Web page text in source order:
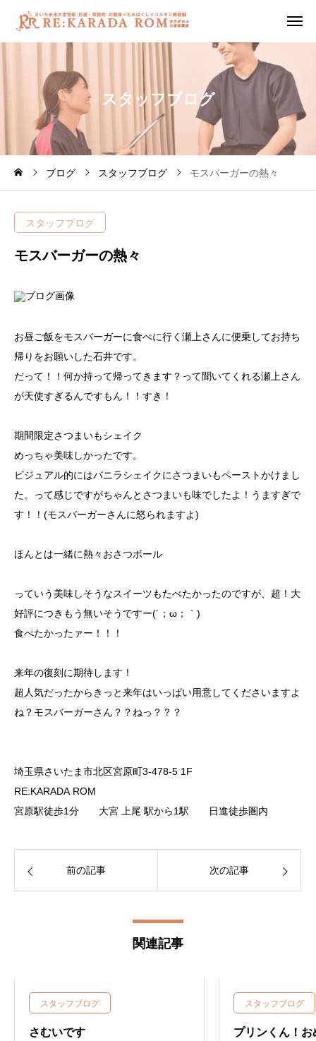
ス タ ッ フブロ グ
ブログ スタッフブログ モスバーガーの熱々
スタッフブログ
モスバーガーの熱々
お昼ご飯をモスバーガーに食べに行く瀬上さんに便乗してお持ち
帰りをお願いした石井です。
だって！！何か持って帰ってきます？って聞いてくれる瀬上さん
が天使すぎるんですもん！！すき！
期間限定さつまいもシェイク
めっちゃ美味しかったです。
ビジュアル的にはバニラシェイクにさつまいもペーストかけまし
た。って感じですがちゃんとさつまいも味でしたよ！うますぎで
す！！(モスバーガーさんに怒られますよ)
ほんとは一緒に熱々おさつボール
っていう美味しそうなスイーツもたべたかったのですが、超！大
好評につきもう無いそうですー(´；ω；｀)
食べたかったァー！！！
来年の復刻に期待します！
超人気だったからきっと来年はいっぱい用意してくださいますよ
ね？モスバーガーさん？？ねっ？？？
埼玉県さいたま市北区宮原町3-478-5 1F
RE:KARADA ROM
宮原駅徒歩1分 大宮 上尾 駅から1駅 日進徒歩圏内
前の記事 次の記事
関連記事
スタッフブログ
さむいです
スタッフブログ
プリンくん！お